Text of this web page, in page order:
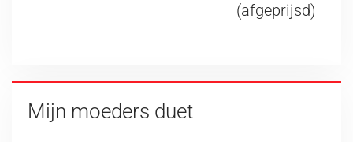
(afgeprijsd)
Mijn moeders duet